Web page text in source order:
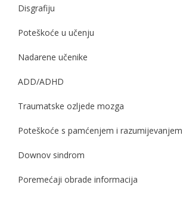
Disgrafiju
Poteškoće u učenju
Nadarene učenike
ADD/ADHD
Traumatske ozljede mozga
Poteškoće s pamćenjem i razumijevanjem
Downov sindrom
Poremećaji obrade informacija